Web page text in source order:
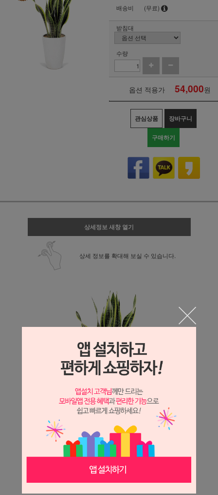
배송비
(무료)
받침대
수량
옵션 적용가 54,000원
관심상품 장바구니
구매하기
상세정보 새창 열기
상세 정보를 확대해 보실 수 있습니다.